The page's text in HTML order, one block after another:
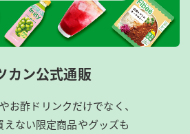
カン公式通販
お酢ドリンクだけでなく、
えない限定商品やグッズも